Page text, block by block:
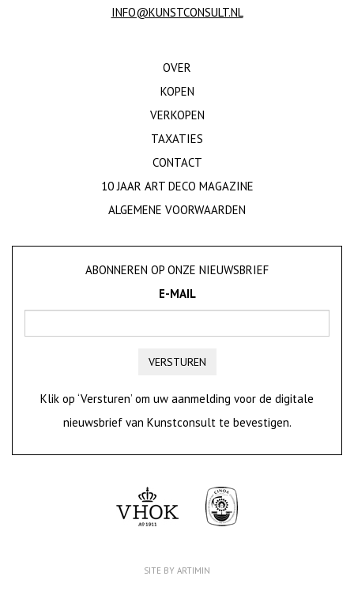
INFO@KUNSTCONSULT.NL
OVER
KOPEN
VERKOPEN
TAXATIES
CONTACT
10 JAAR ART DECO MAGAZINE
ALGEMENE VOORWAARDEN
ABONNEREN OP ONZE NIEUWSBRIEF
E-MAIL
VERSTUREN
Klik op ‘Versturen’ om uw aanmelding voor de digitale
nieuwsbrief van Kunstconsult te bevestigen.
SITE BY ARTIMIN